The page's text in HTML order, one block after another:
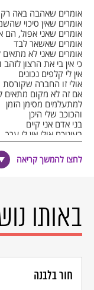
אומרים שאהבה באה רק
אומרים שאין סיכוי
אומרים שאני אפול, הם
אומרים שאשאר לבד
אומרים שאני לא מתאים
כי אין בי את הרצון לזהב
אין לי קלפים נכונים
אולי זו החברה שקורסת
אם זה לא מקום
למתעלמים מסימן הזמן
והכוכב שלי היכן
בני אדם אני קיים
בעיניכם אולי אין לי ערך
אבל יש לי נשמה יש לי
לפניי עמוד של אש
השארתי עיר מתכת
כי יש מקום יותר מתוק
שבו יש זמן יותר ארוך
מגיע רגע זה הרגע בו
לחצו להמשך קריאה
באותו
חור בלבנה